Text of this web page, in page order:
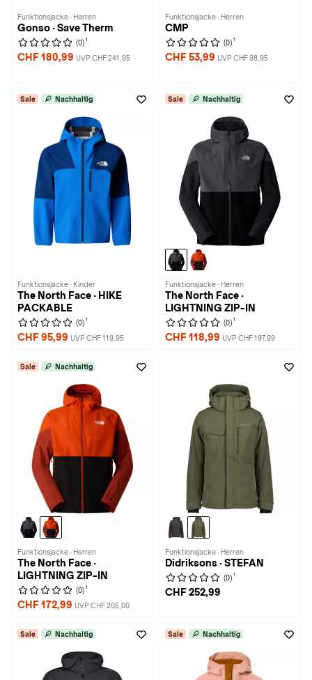
Funktionsjacke · Herren
Gonso · Save Therm
(0) 1
CHF 180,99 UVP CHF 241,95
Funktionsjacke · Herren
CMP
(0) 1
CHF 53,99 UVP CHF 98,95
Sale Nachhaltig
Funktionsjacke · Kinder
The North Face · HIKE
PACKABLE
(0) 1
CHF 95,99 UVP CHF 119,95
Sale Nachhaltig
Funktionsjacke · Herren
The North Face ·
LIGHTNING ZIP-IN
(0) 1
CHF 118,99 UVP CHF 197,99
Sale Nachhaltig
Funktionsjacke · Herren
The North Face ·
LIGHTNING ZIP-IN
(0) 1
CHF 172,99 UVP CHF 205,00
Funktionsjacke · Herren
Didriksons · STEFAN
(0) 1
CHF 252,99
Sale Nachhaltig Sale Nachhaltig